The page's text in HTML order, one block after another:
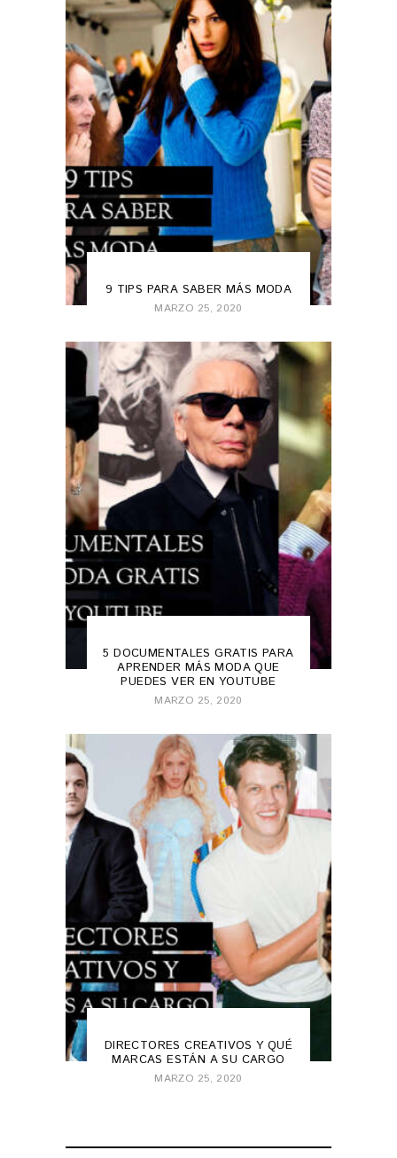
9 TIPS PARA SABER MÁS MODA
MARZO 25, 2020
5 DOCUMENTALES GRATIS PARA
APRENDER MÁS MODA QUE
PUEDES VER EN YOUTUBE
MARZO 25, 2020
DIRECTORES CREATIVOS Y QUÉ
MARCAS ESTÁN A SU CARGO
MARZO 25, 2020